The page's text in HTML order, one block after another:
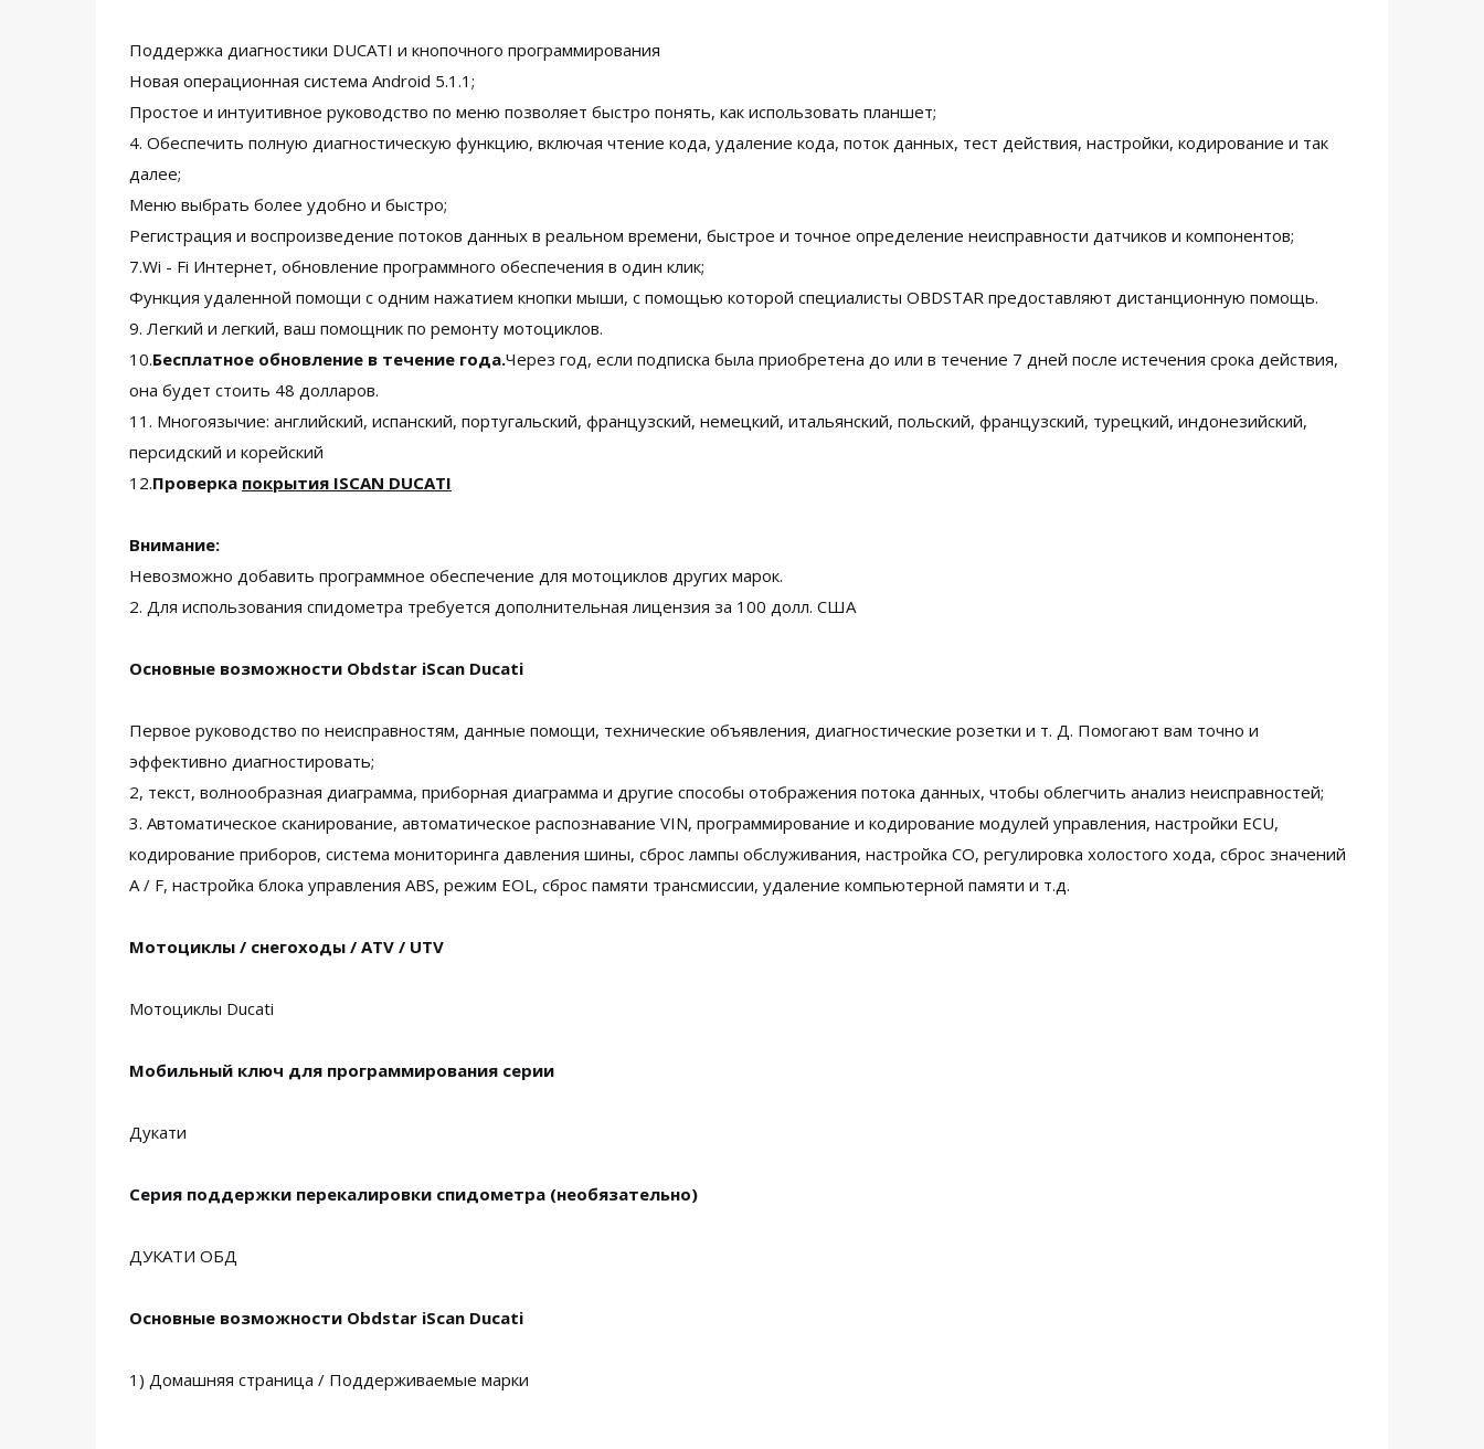
Поддержка диагностики DUCATI и кнопочного программирования
Новая операционная система Android 5.1.1;
Простое и интуитивное руководство по меню позволяет быстро понять, как использовать планшет;
4. Обеспечить полную диагностическую функцию, включая чтение кода, удаление кода, поток данных, тест действия, настройки, кодирование и так
далее;
Меню выбрать более удобно и быстро;
Регистрация и воспроизведение потоков данных в реальном времени, быстрое и точное определение неисправности датчиков и компонентов;
7.Wi - Fi Интернет, обновление программного обеспечения в один клик;
Функция удаленной помощи с одним нажатием кнопки мыши, с помощью которой специалисты OBDSTAR предоставляют дистанционную помощь.
9. Легкий и легкий, ваш помощник по ремонту мотоциклов.
10.Бесплатное обновление в течение года.Через год, если подписка была приобретена до или в течение 7 дней после истечения срока действия,
она будет стоить 48 долларов.
11. Многоязычие: английский, испанский, португальский, французский, немецкий, итальянский, польский, французский, турецкий, индонезийский,
персидский и корейский
12.Проверка покрытия ISCAN DUCATI
Внимание:
Невозможно добавить программное обеспечение для мотоциклов других марок.
2. Для использования спидометра требуется дополнительная лицензия за 100 долл. США
Основные возможности Obdstar iScan Ducati
Первое руководство по неисправностям, данные помощи, технические объявления, диагностические розетки и т. Д. Помогают вам точно и
эффективно диагностировать;
2, текст, волнообразная диаграмма, приборная диаграмма и другие способы отображения потока данных, чтобы облегчить анализ неисправностей;
3. Автоматическое сканирование, автоматическое распознавание VIN, программирование и кодирование модулей управления, настройки ECU,
кодирование приборов, система мониторинга давления шины, сброс лампы обслуживания, настройка CO, регулировка холостого хода, сброс значений
A / F, настройка блока управления ABS, режим EOL, сброс памяти трансмиссии, удаление компьютерной памяти и т.д.
Мотоциклы / снегоходы / ATV / UTV
Мотоциклы Ducati
Мобильный ключ для программирования серии
Дукати
Серия поддержки перекалировки спидометра (необязательно)
ДУКАТИ ОБД
Основные возможности Obdstar iScan Ducati
1) Домашняя страница / Поддерживаемые марки